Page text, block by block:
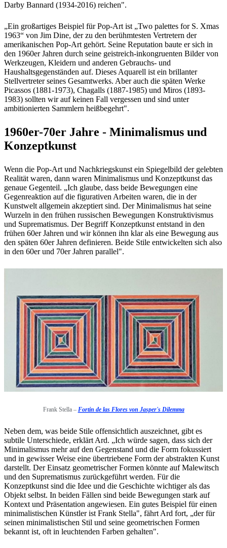
Darby Bannard (1934-2016) reichen".
„Ein großartiges Beispiel für Pop-Art ist „Two palettes for S. Xmas
1963“ von Jim Dine, der zu den berühmtesten Vertretern der
amerikanischen Pop-Art gehört. Seine Reputation baute er sich in
den 1960er Jahren durch seine geistreich-inkongruenten Bilder von
Werkzeugen, Kleidern und anderen Gebrauchs- und
Haushaltsgegenständen auf. Dieses Aquarell ist ein brillanter
Stellvertreter seines Gesamtwerks. Aber auch die späten Werke
Picassos (1881-1973), Chagalls (1887-1985) und Miros (1893-
1983) sollten wir auf keinen Fall vergessen und sind unter
ambitionierten Sammlern heißbegehrt".
1960er-70er Jahre - Minimalismus und
Konzeptkunst
Wenn die Pop-Art und Nachkriegskunst ein Spiegelbild der gelebten
Realität waren, dann waren Minimalismus und Konzeptkunst das
genaue Gegenteil. „Ich glaube, dass beide Bewegungen eine
Gegenreaktion auf die figurativen Arbeiten waren, die in der
Kunstwelt allgemein akzeptiert sind. Der Minimalismus hat seine
Wurzeln in den frühen russischen Bewegungen Konstruktivismus
und Suprematismus. Der Begriff Konzeptkunst entstand in den
frühen 60er Jahren und wir können ihn klar als eine Bewegung aus
den späten 60er Jahren definieren. Beide Stile entwickelten sich also
in den 60er und 70er Jahren parallel".
Frank Stella – Fortin de las Flores von Jasper's Dilemma
Neben dem, was beide Stile offensichtlich auszeichnet, gibt es
subtile Unterschiede, erklärt Ard. „Ich würde sagen, dass sich der
Minimalismus mehr auf den Gegenstand und die Form fokussiert
und in gewisser Weise eine übertriebene Form der abstrakten Kunst
darstellt. Der Einsatz geometrischer Formen könnte auf Malewitsch
und den Suprematismus zurückgeführt werden. Für die
Konzeptkunst sind die Idee und die Geschichte wichtiger als das
Objekt selbst. In beiden Fällen sind beide Bewegungen stark auf
Kontext und Präsentation angewiesen. Ein gutes Beispiel für einen
minimalistischen Künstler ist Frank Stella", fährt Ard fort, „der für
seinen minimalistischen Stil und seine geometrischen Formen
bekannt ist, oft in leuchtenden Farben gehalten".